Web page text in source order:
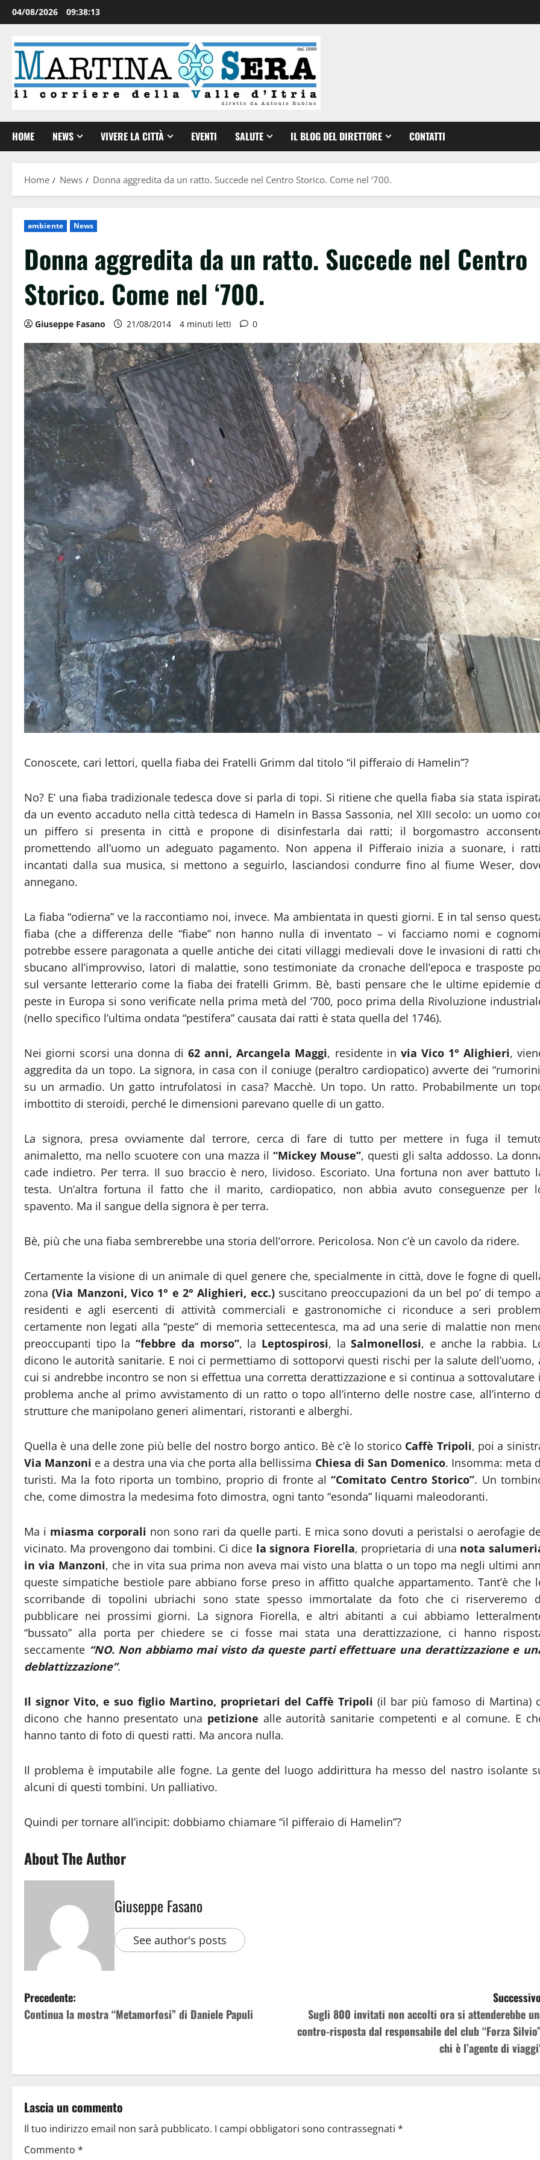
04/08/2026 09:38:15
HOME NEWS VIVERE LA CITTÀ EVENTI SALUTE IL BLOG DEL DIRETTORE CONTATTI
Home News Donna aggredita da un ratto. Succede nel Centro Storico. Come nel ‘700.
ambiente News
Donna aggredita da un ratto. Succede nel Centro
Storico. Come nel ‘700.
Giuseppe Fasano 21/08/2014 4 minuti letti 0
Conoscete, cari lettori, quella fiaba dei Fratelli Grimm dal titolo “il pifferaio di Hamelin”?
No? E’ una fiaba tradizionale tedesca dove si parla di topi. Si ritiene che quella fiaba sia stata
da un evento accaduto nella città tedesca di Hameln in Bassa Sassonia, nel XIII secolo: un uomo
un piffero si presenta in città e propone di disinfestarla dai ratti; il borgomastro
promettendo all’uomo un adeguato pagamento. Non appena il Pifferaio inizia a suonare, i
incantati dalla sua musica, si mettono a seguirlo, lasciandosi condurre fino al fiume Weser,
annegano.
La fiaba “odierna” ve la raccontiamo noi, invece. Ma ambientata in questi giorni. E in tal senso
fiaba (che a differenza delle “fiabe” non hanno nulla di inventato – vi facciamo nomi e
potrebbe essere paragonata a quelle antiche dei citati villaggi medievali dove le invasioni di ratti
sbucano all’improvviso, latori di malattie, sono testimoniate da cronache dell’epoca e trasposte
sul versante letterario come la fiaba dei fratelli Grimm. Bè, basti pensare che le ultime epidemie
peste in Europa si sono verificate nella prima metà del ‘700, poco prima della Rivoluzione
(nello specifico l’ultima ondata “pestifera” causata dai ratti è stata quella del 1746).
Nei giorni scorsi una donna di62 anni, Arcangela Maggi, residente in via Vico 1° Alighieri,
aggredita da un topo. La signora, in casa con il coniuge (peraltro cardiopatico) avverte dei
su un armadio. Un gatto intrufolatosi in casa? Macchè. Un topo. Un ratto. Probabilmente un
imbottito di steroidi, perché le dimensioni parevano quelle di un gatto.
La signora, presa ovviamente dal terrore, cerca di fare di tutto per mettere in fuga il
animaletto, ma nello scuotere con una mazza il “Mickey Mouse”, questi gli salta addosso. La
cade indietro. Per terra. Il suo braccio è nero, lividoso. Escoriato. Una fortuna non aver battuto
testa. Un’altra fortuna il fatto che il marito, cardiopatico, non abbia avuto conseguenze per
spavento. Ma il sangue della signora è per terra.
Bè, più che una fiaba sembrerebbe una storia dell’orrore. Pericolosa. Non c’è un cavolo da ridere.
Certamente la visione di un animale di quel genere che, specialmente in città, dove le fogne di
zona (Via Manzoni, Vico 1° e 2° Alighieri, ecc.)suscitano preoccupazioni da un bel po’ di tempo
residenti e agli esercenti di attività commerciali e gastronomiche ci riconduce a seri
certamente non legati alla “peste” di memoria settecentesca, ma ad una serie di malattie non
preoccupanti tipo la “febbre da morso”, la Leptospirosi, laSalmonellosi, e anche la rabbia.
dicono le autorità sanitarie. E noi ci permettiamo di sottoporvi questi rischi per la salute dell’uomo,
cui si andrebbe incontro se non si effettua una corretta derattizzazione e si continua a sottovalutare
problema anche al primo avvistamento di un ratto o topo all’interno delle nostre case, all’interno
strutture che manipolano generi alimentari, ristoranti e alberghi.
Quella è una delle zone più belle del nostro borgo antico. Bè c’è lo storico Caffè Tripoli, poi a
Via Manzoni e a destra una via che porta alla bellissima Chiesa di San Domenico. Insomma: meta
turisti. Ma la foto riporta un tombino, proprio di fronte al“Comitato Centro Storico”. Un
che, come dimostra la medesima foto dimostra, ogni tanto “esonda” liquami maleodoranti.
Ma i miasma corporali non sono rari da quelle parti. E mica sono dovuti a peristalsi o aerofagie
vicinato. Ma provengono dai tombini. Ci dice la signora Fiorella, proprietaria di una nota
in via Manzoni, che in vita sua prima non aveva mai visto una blatta o un topo ma negli ultimi
queste simpatiche bestiole pare abbiano forse preso in affitto qualche appartamento. Tant’è che
scorribande di topolini ubriachi sono state spesso immortalate da foto che ci riserveremo
pubblicare nei prossimi giorni. La signora Fiorella, e altri abitanti a cui abbiamo
“bussato” alla porta per chiedere se ci fosse mai stata una derattizzazione, ci hanno
seccamente “NO. Non abbiamo mai visto da queste parti effettuare una derattizzazione e
deblattizzazione”.
Il signor Vito, e suo figlio Martino, proprietari del Caffè Tripoli (il bar più famoso di Martina)
dicono che hanno presentato una petizione alle autorità sanitarie competenti e al comune. E
hanno tanto di foto di questi ratti. Ma ancora nulla.
Il problema è imputabile alle fogne. La gente del luogo addirittura ha messo del nastro isolante
alcuni di questi tombini. Un palliativo.
Quindi per tornare all’incipit: dobbiamo chiamare “il pifferaio di Hamelin”?
About The Author
Giuseppe Fasano
See author's posts
Precedente:
Continua la mostra “Metamorfosi” di Daniele Papuli
Sugli 800 invitati non accolti ora si attenderebbe
contro-risposta dal responsabile del club “Forza
chi è l’agente di
Lascia un commento
Il tuo indirizzo email non sarà pubblicato. I campi obbligatori sono contrassegnati *
Commento *